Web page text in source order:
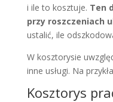
i ile to kosztuje. Ten
przy roszczeniach
ustalić, ile
W kosztorysie
inne usługi. Na
Kosztorys